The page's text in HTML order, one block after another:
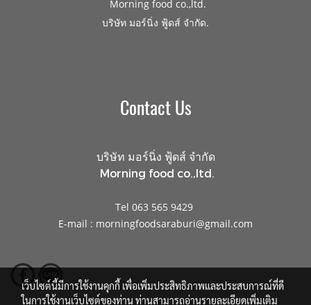
Morning food co.,ltd.
บริษัท มอร์นิ่ง ฟู้ดส์ จำกัด.
Contact Us
บริษัท มอร์นิ่ง ฟู้ดส์ จำกัด
Morning food co.,ltd.
Tel 063 565 9429
E-mail : morningfoodsaraburi@gmail.com
เว็บไซต์นี้มีการใช้งานคุกกี้ เพื่อเพิ่มประสิทธิภาพและประสบการณ์ที่ดี
ในการใช้งานเว็บไซต์ของท่าน ท่านสามารถอ่านรายละเอียดเพิ่มเติม